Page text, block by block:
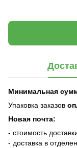
Минимальная
Упаковка заказов
Новая почта:
- стоимость
- доставка в